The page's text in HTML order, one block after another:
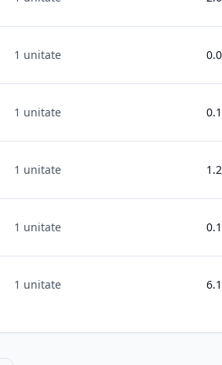
1 unitate
1 unitate
1 unitate
1 unitate
1 unitate